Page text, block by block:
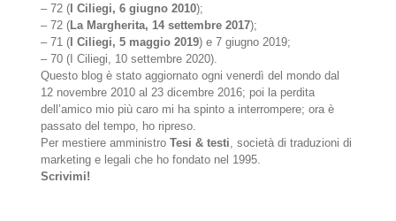
– 72 ( I Ciliegi, 6 giugno 2010);
– 72 (La Margherita, 14 settembre 2017);
– 71 ( I Ciliegi, 5 maggio 2019) e 7 giugno 2019;
– 70 (I Ciliegi, 10 settembre 2020).
Questo blog è stato aggiornato ogni venerdì del mondo dal
12 novembre 2010 al 23 dicembre 2016; poi la perdita
dell’amico mio più caro mi ha spinto a interrompere; ora è
passato del tempo, ho ripreso.
Per mestiere amministroTesi & testi, società di traduzioni di
marketing e legali che ho fondato nel 1995.
Scrivimi!